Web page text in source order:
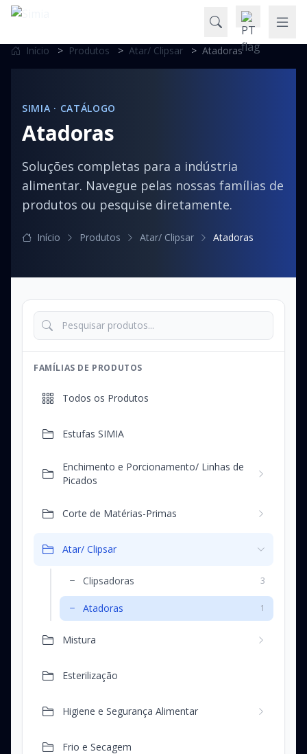
Início > Produtos > Atar/ Clipsar > Atadoras
SIMIA · CATÁLOGO
Atadoras
Soluções completas para a indústria
alimentar. Navegue pelas nossas famílias de
produtos ou pesquise diretamente.
Início Produtos Atar/ Clipsar Atadoras
FAMÍLIAS DE PRODUTOS
Todos os Produtos
Estufas SIMIA
Enchimento e Porcionamento/ Linhas de
Picados
Corte de Matérias-Primas
Atar/ Clipsar
Clipsadoras 3
Atadoras 1
Mistura
Esterilização
Higiene e Segurança Alimentar
Frio e Secagem